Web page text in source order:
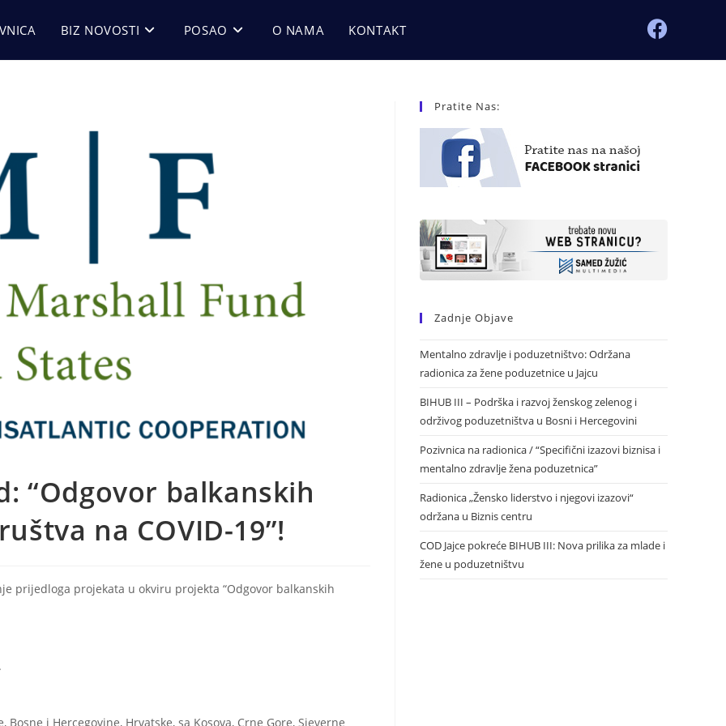
BIZ NOVOSTI POSAO O NAMA KONTAKT
“Odgovor balkanskih
na COVID-19”!
prijedloga projekata u okviru projekta “Odgovor balkanskih
i Hercegovine, Hrvatske, sa Kosova, Crne Gore, Sjeverne
Pratite Nas:
Zadnje Objave
Mentalno zdravlje i poduzetništvo: Održana
radionica za žene poduzetnice u Jajcu
BIHUB III – Podrška i razvoj ženskog zelenog i
održivog poduzetništva u Bosni i Hercegovini
Pozivnica na radionica / “Specifični izazovi biznisa i
mentalno zdravlje žena poduzetnica”
Radionica „Žensko liderstvo i njegovi izazovi“
održana u Biznis centru
COD Jajce pokreće BIHUB III: Nova prilika za mlade i
žene u poduzetništvu